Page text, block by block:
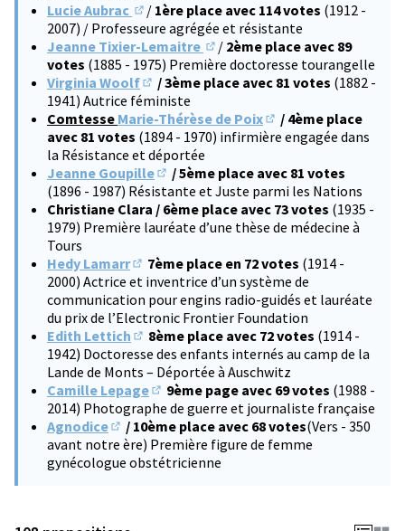
Lucie Aubrac
(S'ouvre dans un nouvel onglet)
/ 1ère place avec 114 votes (1912 -
2007) / Professeure agrégée et résistante
Jeanne Tixier-Lemaitre
(S'ouvre dans un nouvel onglet)
/ 2ème place avec 89
votes (1885 - 1975) Première doctoresse tourangelle
Virginia Woolf
(S'ouvre dans un nouvel onglet)
/ 3ème place avec 81 votes (1882 -
1941) Autrice féministe
Comtesse Marie-Thérèse de Poix
(S'ouvre dans un
/ 4ème place
avec 81 votes (1894 - 1970) infirmière engagée dans
la Résistance et déportée
Jeanne Goupille
(S'ouvre dans un nouvel onglet)
/ 5ème place avec 81 votes
(1896 - 1987) Résistante et Juste parmi les Nations
Christiane Clara / 6ème place avec 73 votes (1935 -
1979) Première lauréate d’une thèse de médecine à
Tours
Hedy Lamarr
(S'ouvre dans un nouvel onglet)
7ème place en 72 votes (1914 -
2000) Actrice et inventrice d’un système de
communication pour engins radio-guidés et lauréate
du prix de l’Electronic Frontier Foundation
Edith Lettich
(S'ouvre dans un nouvel onglet)
8ème place avec 72 votes (1914 -
1942) Doctoresse des enfants internés au camp de la
Lande de Monts – Déportée à Auschwitz
Camille Lepage
(S'ouvre dans un nouvel onglet)
9ème page avec 69 votes (1988 -
2014) Photographe de guerre et journaliste française
Agnodice
(S'ouvre dans un nouvel onglet)
/ 10ème place avec 68 votes(Vers - 350
avant notre ère) Première figure de femme
gynécologue obstétricienne